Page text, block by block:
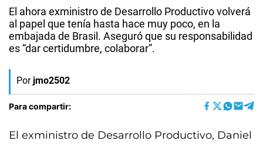
El ahora exministro de Desarrollo Productivo volverá
al papel que tenía hasta hace muy poco, en la
embajada de Brasil. Aseguró que su responsabilidad
es “dar certidumbre, colaborar”.
Por jmo2502
Para compartir:
El exministro de Desarrollo Productivo, Daniel